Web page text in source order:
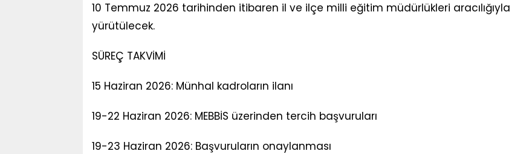
10 Temmuz 2026 tarihinden itibaren il ve ilçe milli eğitim müdürlükleri aracılığıyla
yürütülecek.
SÜREÇ TAKVİMİ
15 Haziran 2026: Münhal kadroların ilanı
19-22 Haziran 2026: MEBBİS üzerinden tercih başvuruları
19-23 Haziran 2026: Başvuruların onaylanması